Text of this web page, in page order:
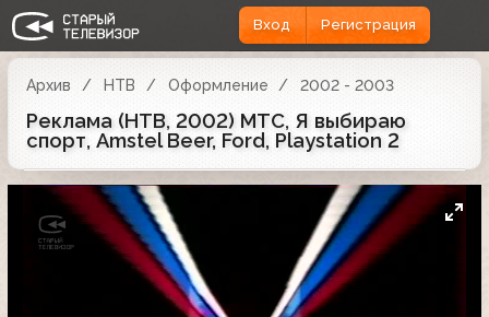
Вход Регистрация
Архив НТВ Оформление 2002 - 2003
Реклама (НТВ, 2002) МТС, Я выбираю
спорт, Amstel Beer, Ford, Playstation 2